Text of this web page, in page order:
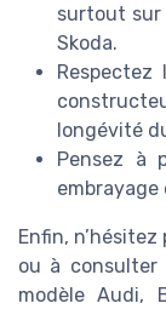
surtout sur
Skoda.
longévité
Pensez à
Enfin,
ou à
modèle Audi,